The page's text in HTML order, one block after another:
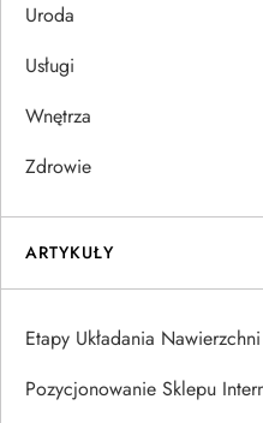
Uroda
Usługi
Wnętrza
Zdrowie
ARTYKUŁY
Etapy Układania
Pozycjonowanie Sklepu